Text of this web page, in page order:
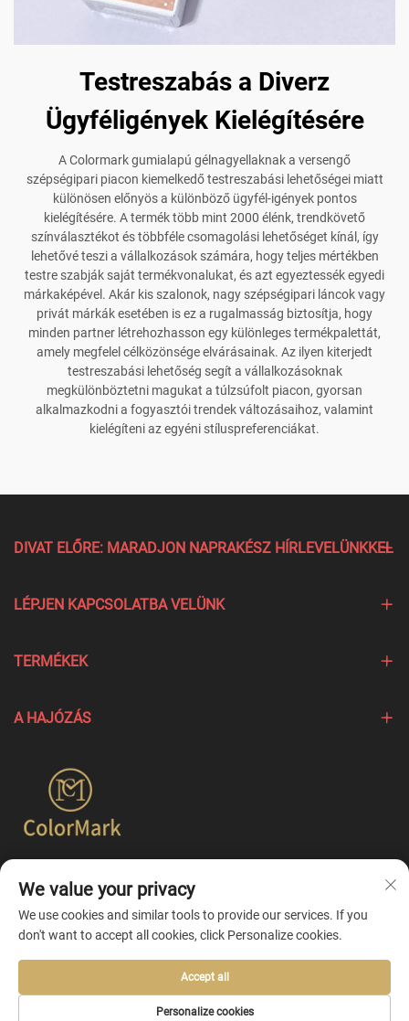
Testreszabás a Diverz
Ügyféligények Kielégítésére
A Colormark gumialapú gélnagyellaknak a versengő
szépségipari piacon kiemelkedő testreszabási lehetőségei miatt
különösen előnyös a különböző ügyfél-igények pontos
kielégítésére. A termék több mint 2000 élénk, trendkövető
színválasztékot és többféle csomagolási lehetőséget kínál, így
lehetővé teszi a vállalkozások számára, hogy teljes mértékben
testre szabják saját termékvonalukat, és azt egyeztessék egyedi
márkaképével. Akár kis szalonok, nagy szépségipari láncok vagy
privát márkák esetében is ez a rugalmasság biztosítja, hogy
minden partner létrehozhasson egy különleges termékpalettát,
amely megfelel célközönsége elvárásainak. Az ilyen kiterjedt
testreszabási lehetőség segít a vállalkozásoknak
megkülönböztetni magukat a túlzsúfolt piacon, gyorsan
alkalmazkodni a fogyasztói trendek változásaihoz, valamint
kielégíteni az egyéni stíluspreferenciákat.
DIVAT ELŐRE: MARADJON NAPRAKÉSZ HÍRLEVELÜNKKEL
LÉPJEN KAPCSOLATBA VELÜNK
TERMÉKEK
A HAJÓZÁS
termékek létrehozására összpontosít, és egyszerűbb
egyesített testreszabási szolgáltatásokat kínál.
Copyright © 2026 by Ningbo Colormark Cosmetics Co., Ltd. -
We value your privacy
We use cookies and similar tools to provide our services. If you
don't want to accept all cookies, click Personalize cookies.
Personalize cookies
Accept all